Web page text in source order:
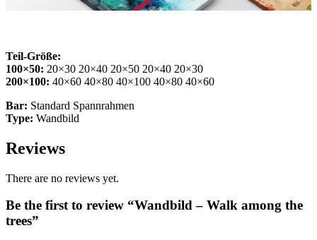
Teil-Größe:
100×50: 20×30 20×40 20×50 20×40 20×30
200×100: 40×60 40×80 40×100 40×80 40×60
Bar: Standard Spannrahmen
Type: Wandbild
Reviews
There are no reviews yet.
Be the first to review “Wandbild – Walk among the
trees”